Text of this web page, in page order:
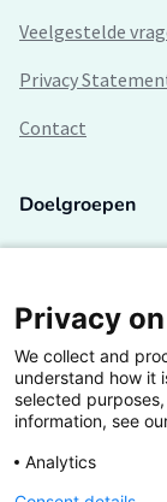
Veelgestelde
Privacy
Contact
Doelgroepen
Lectoren en
Bedrijven
Hogescholen
Privacy
We collect and
understand how it
selected
information, see
Analytics